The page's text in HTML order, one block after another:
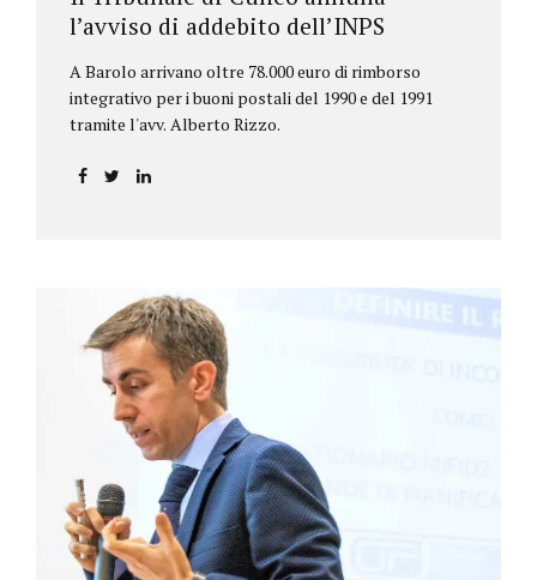
l’avviso di addebito dell’INPS
A Barolo arrivano oltre 78.000 euro di rimborso
integrativo per i buoni postali del 1990 e del 1991
tramite l'avv. Alberto Rizzo.